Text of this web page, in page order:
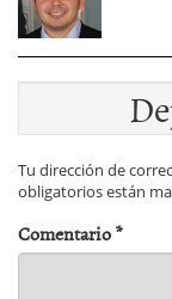
Tu dirección de
obligatorios están
Comentario*